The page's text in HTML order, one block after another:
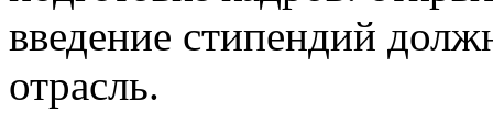
введение стипендий
отрасль.